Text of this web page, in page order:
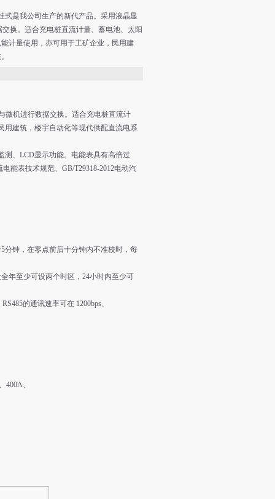
式是我公司生产的新代产品。采用液晶显
换。适合充电桩直流计量、蓄电池、太阳
计量使用，亦可用于工矿企业，民用建
微机进行数据交换。适合充电桩直流计
用建筑，楼宇自动化等现代供配直流电系
测、LCD显示功能。电能表具有高倍过
能表技术规范、GB/T29318-2012电动汽
钟，在零点前后十分钟内不准校时，每
年至少可设两个时区，24小时内至少可
的通讯速率可在 1200bps、
、